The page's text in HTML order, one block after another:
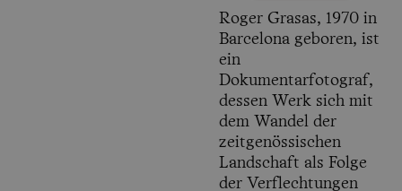
Roger Grasas, 1970 in
Barcelona geboren, ist
ein
Dokumentarfotograf,
dessen Werk sich mit
dem Wandel der
zeitgenössischen
Landschaft als Folge
der Verflechtungen